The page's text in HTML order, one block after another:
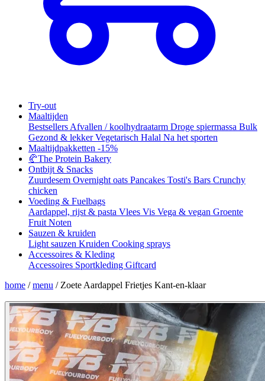
Try-out
Maaltijden
Bestsellers Afvallen / koolhydraatarm Droge spiermassa Bulk
Gezond & lekkerVegetarisch Halal Na het sporten
Maaltijdpakketten -15%
🥐The Protein Bakery
Ontbijt & Snacks
Zuurdesem Overnight oats Pancakes Tosti's Bars Crunchy
chicken
Voeding & Fuelbags
Aardappel, rijst & pasta Vlees Vis Vega & vegan Groente
Fruit Noten
Sauzen & kruiden
Light sauzen Kruiden Cooking sprays
Accessoires & Kleding
Accessoires Sportkleding Giftcard
home / menu / Zoete Aardappel Frietjes Kant-en-klaar